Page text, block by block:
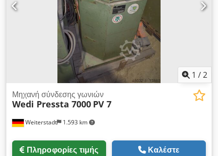
1 /2
Weiterstadt 1.593 km
Μηχανή σύνδεσης γωνιών
Wedi Pressta 7000 PV 7
Πληροφορίες τιμής Καλέστε